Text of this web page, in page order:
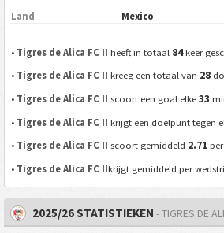
Land Mexico
• Tigres de Alica FC II heeft in totaal 84keer
• Tigres de Alica FC II kreeg een totaal van 28
• Tigres de Alica FC II scoort een goal elke33
• Tigres de Alica FC II krijgt een doelpunt tegen
• Tigres de Alica FC II scoort gemiddeld 2.71
• Tigres de Alica FC IIkrijgt gemiddeld per
2025/26 STATISTIEKEN - TIGRES DE